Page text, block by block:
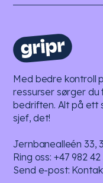
Med bedre kontroll
ressurser sørger du
bedriften. Alt på ett
sjef, det!
Jernbanealleén 33,
Ring oss: +47 982 42
Send e-post: